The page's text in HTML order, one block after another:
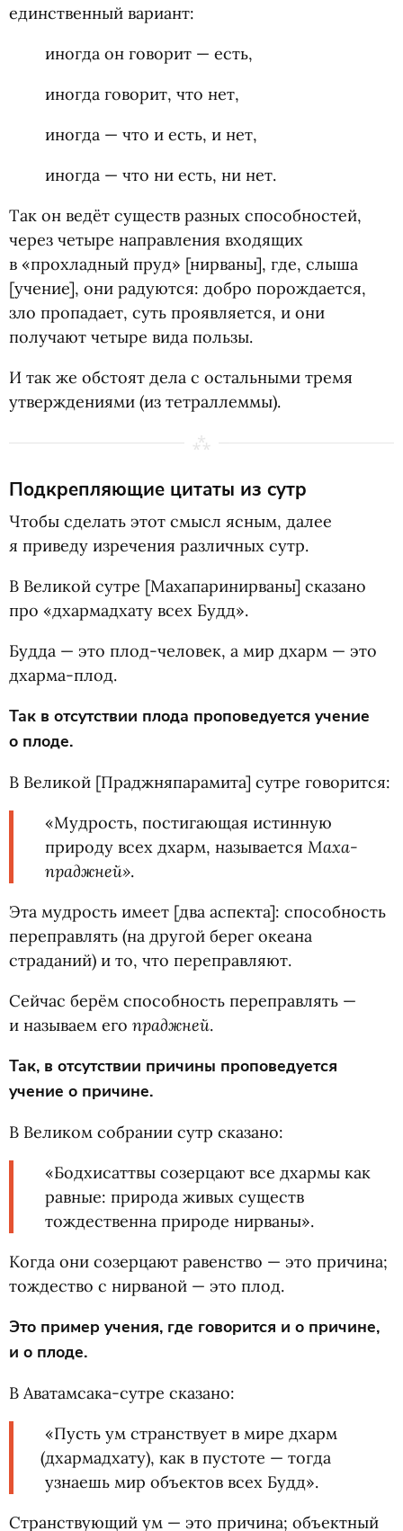
единственный вариант:
иногда он говорит — есть,
иногда говорит, что нет,
иногда — что и есть, и нет,
иногда — что ни есть, ни нет.
Так он ведёт существ разных способностей,
через четыре направления входящих
в «прохладный пруд» [нирваны], где, слыша
[учение], они радуются: добро порождается,
зло пропадает, суть проявляется, и они
получают четыре вида пользы.
И так же обстоят дела с остальными тремя
утверждениями (из тетраллеммы).
Подкрепляющие цитаты из сутр
Чтобы сделать этот смысл ясным, далее
я приведу изречения различных сутр.
В Великой сутре [Махапаринирваны] сказано
про «дхармадхату всех Будд».
Будда — это плод-человек, а мир дхарм — это
дхарма-плод.
Так в отсутствии плода проповедуется учение
о плоде.
В Великой [Праджняпарамита] сутре говорится:
«Мудрость, постигающая истинную
природу всех дхарм, называется Маха-
праджней».
Эта мудрость имеет [два аспекта]: способность
переправлять (на другой берег океана
страданий) и то, что переправляют.
Сейчас берём способность переправлять —
и называем его праджней.
Так, в отсутствии причины проповедуется
учение о причине.
В Великом собрании сутр сказано:
«Бодхисаттвы созерцают все дхармы как
равные: природа живых существ
тождественна природе нирваны».
Когда они созерцают равенство — это причина;
тождество с нирваной — это плод.
Это пример учения, где говорится и о причине,
и о плоде.
В Аватамсака-сутре сказано:
«Пусть ум странствует в мире дхарм
(дхармадхату), как в пустоте — тогда
узнаешь мир объектов всех Будд».
Странствующий ум — это причина; объектный